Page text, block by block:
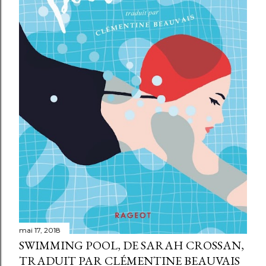
e
s
mai 17, 2018
SWIMMING POOL, DE SARAH CROSSAN,
TRADUIT PAR CLÉMENTINE BEAUVAIS